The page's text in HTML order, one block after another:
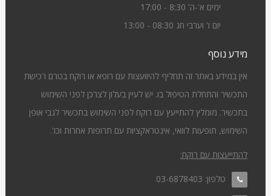
ימים א'-ה' 8:30 - 17:00
יום ו' וערבי חג 08:30 - 13:00
מידע נוסף
אין במידע באתר זה תחליף להיוועצות עם רופא או רוקח בטרם רכישת
התכשיר והתחלת הטיפול בו. יש לעיין בעלון לצרכן לפני השימוש
בתכשיר. מומלץ להתייעץ עם רוקח לפני השימוש בתכשיר לגבי אופן
השימוש, תופעות לוואי, אינטראקציות עם תרופות אחרות וכו'.
להתייעצות עם רוקח:
טלפון: 03-6878403